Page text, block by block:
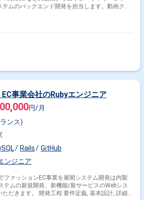
ムのバックエンド開発を担当します。動画クリ
扱います。PHP（Laravel）とRuby on Railsを使
管理システムの保守および新規機能開発 ・Gitフ
EC事業会社のRubyエンジニア
円/月
ンス)
Rails
GitHub
ンジニア
ファッションEC事業を展開システム開発は内製
テムの新規開発、新機能/新サービスのWebシス
要件定義, 基本設計, 詳細